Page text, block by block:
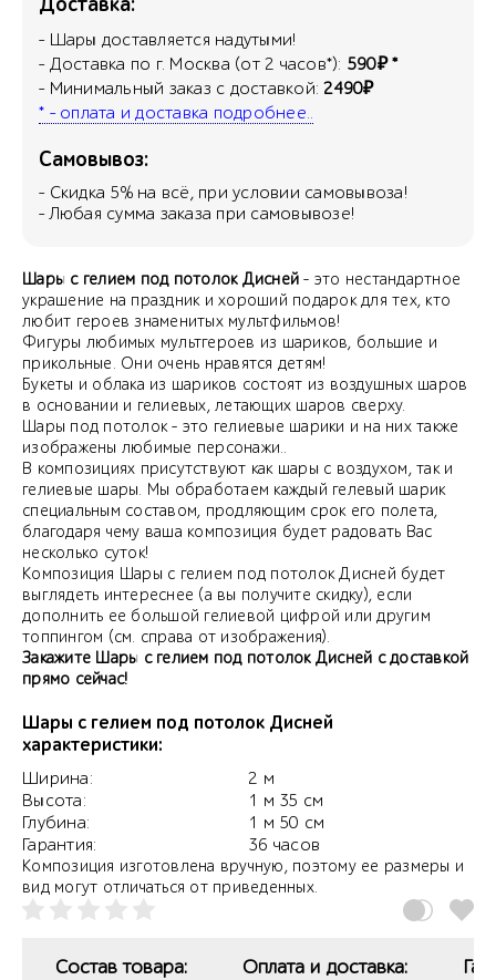
- Шары доставляется надутыми!
- Доставка по г. Москва (от 2 часов*): 590₽ *
- Минимальный заказ с доставкой:2490₽
* - оплата и доставка подробнее..
Самовывоз:
- Скидка 5% на всё, при условии самовывоза!
- Любая сумма заказа при самовывозе!
Шары с гелием под потолок Дисней - это нестандартное
украшение на праздник и хороший подарок для тех, кто
любит героев знаменитых мультфильмов!
Фигуры любимых мультгероев из шариков, большие и
прикольные. Они очень нравятся детям!
Букеты и облака из шариков состоят из воздушных шаров
в основании и гелиевых, летающих шаров сверху.
Шары под потолок - это гелиевые шарики и на них также
изображены любимые персонажи..
В композициях присутствуют как шары с воздухом, так и
гелиевые шары. Мы обработаем каждый гелевый шарик
специальным составом, продляющим срок его полета,
благодаря чему ваша композиция будет радовать Вас
несколько суток!
Композиция Шары с гелием под потолок Дисней будет
выглядеть интереснее (а вы получите скидку), если
дополнить ее большой гелиевой цифрой или другим
топпингом (см. справа от изображения).
Закажите Шары с гелием под потолок Дисней с доставкой
прямо сейчас!
Шары с гелием под потолок Дисней
характеристики:
Ширина:
Высота:
Глубина:
Гарантия:
2 м
1 м 35 см
1 м 50 см
36 часов
Композиция изготовлена вручную, поэтому ее размеры и
вид могут отличаться от приведенных.
Состав товара: Оплата и доставка: